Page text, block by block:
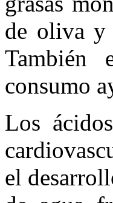
de oliva y
También
consumo
Los
el